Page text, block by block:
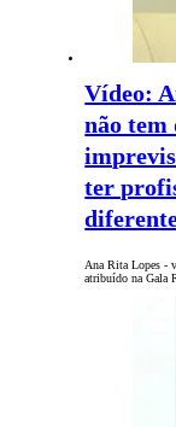
Vídeo:
não tem
ter
Ana Rita Lopes -
atribuído na Gala